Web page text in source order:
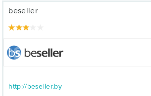
beseller
http://beseller.by